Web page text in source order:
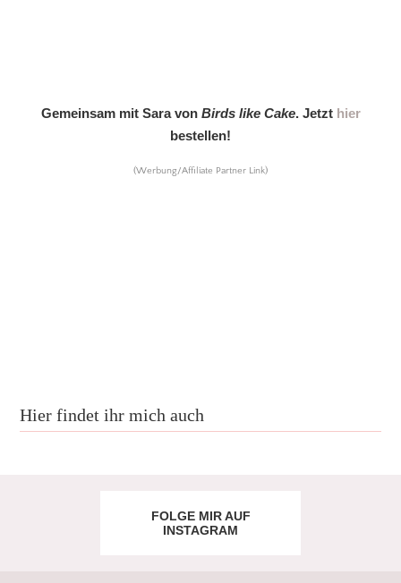
Gemeinsam mit Sara von Birds like Cake. Jetzt hier
bestellen!
(Werbung/Affiliate Partner Link)
Hier findet ihr mich auch
FOLGE MIR AUF
INSTAGRAM